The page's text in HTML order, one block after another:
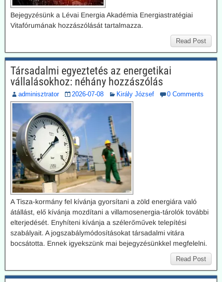
Bejegyzésünk a Lévai Energia Akadémia Energiastratégiai
Vitafórumának hozzászólását tartalmazza.
Read Post
Társadalmi egyeztetés az energetikai
vállalásokhoz: néhány hozzászólás
adminisztrator 2026-07-08 Király József 0 Comments
A Tisza-kormány fel kívánja gyorsítani a zöld energiára való
átállást, elő kívánja mozdítani a villamosenergia-tárolók további
elterjedését. Enyhíteni kívánja a szélerőművek telepítési
szabályait. A jogszabálymódosításokat társadalmi vitára
bocsátotta. Ennek igyekszünk mai bejegyzésünkkel megfelelni.
Read Post